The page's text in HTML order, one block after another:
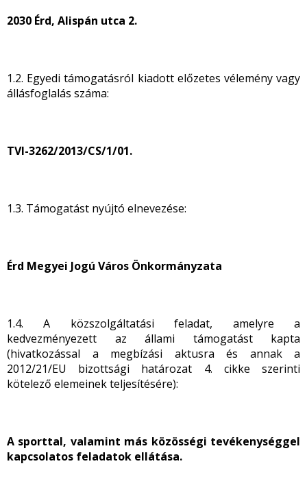
2030 Érd, Alispán utca 2.
1.2. Egyedi támogatásról kiadott előzetes vélemény vagy
állásfoglalás száma:
TVI-3262/2013/CS/1/01.
1.3. Támogatást nyújtó elnevezése:
Érd Megyei Jogú Város Önkormányzata
1.4. A közszolgáltatási feladat, amelyre a
kedvezményezett az állami támogatást kapta
(hivatkozással a megbízási aktusra és annak a
2012/21/EU bizottsági határozat 4. cikke szerinti
kötelező elemeinek teljesítésére):
A sporttal, valamint más közösségi tevékenységgel
kapcsolatos feladatok ellátása.